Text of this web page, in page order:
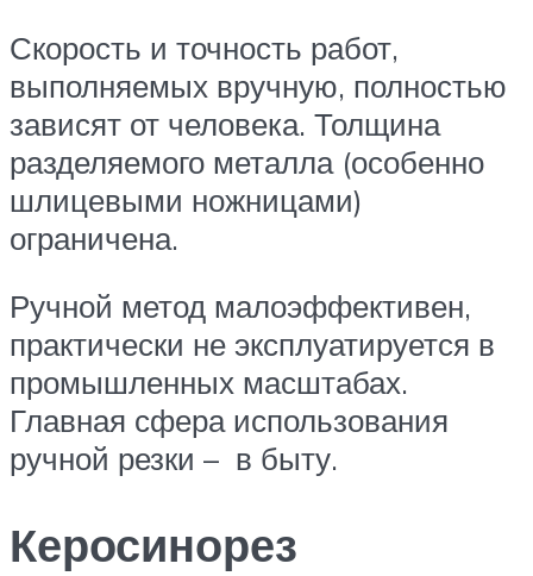
Скорость и точность работ,
выполняемых вручную, полностью
зависят от человека. Толщина
разделяемого металла (особенно
шлицевыми ножницами)
ограничена.
Ручной метод малоэффективен,
практически не эксплуатируется в
промышленных масштабах.
Главная сфера использования
ручной резки – в быту.
Керосинорез